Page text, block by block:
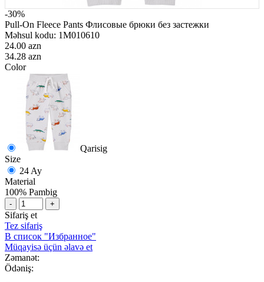
-30%
Pull-On Fleece Pants Флисовые брюки без застежки
Məhsul kodu: 1M010610
24.00 azn
34.28 azn
Color
Qarisig
Size
24 Ay
Material
100% Pambig
- +
Sifariş et
Tez sifariş
В список "Избранное"
Müqayisə üçün əlavə et
Zəmanət:
Ödəniş: